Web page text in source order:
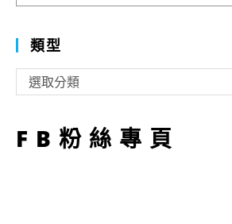
類型
型
選取分類
FB粉絲專頁